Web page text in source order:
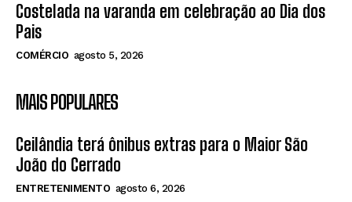
Costelada na varanda em celebração ao Dia dos
Pais
COMÉRCIO agosto 5, 2026
MAIS POPULARES
Ceilândia terá ônibus extras para o Maior São
João do Cerrado
ENTRETENIMENTO agosto 6, 2026